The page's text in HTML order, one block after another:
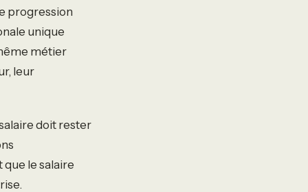
progression
unique
métier
leur
doit rester
le salaire